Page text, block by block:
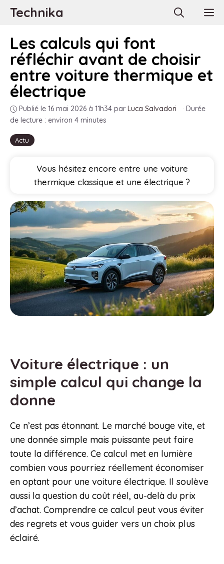
AllerTechnika
Actu
Les calculs qui font
réfléchir avant de choisir
entre voiture thermique et
électrique
Publié le 16 mai 2026 à 11h34 par Luca Salvadori · Durée
de lecture : environ 4 minutes
Vous hésitez encore entre une voiture
thermique classique et une électrique ?
Voiture électrique : un
simple calcul qui change la
donne
Ce n’est pas étonnant. Le marché bouge vite, et
une donnée simple mais puissante peut faire
toute la différence. Ce calcul met en lumière
combien vous pourriez réellement économiser
en optant pour une voiture électrique. Il soulève
aussi la question du coût réel, au-delà du prix
d’achat. Comprendre ce calcul peut vous éviter
des regrets et vous guider vers un choix plus
éclairé.